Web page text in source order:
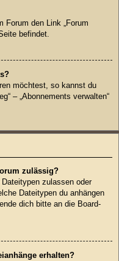
Forum den Link „Forum
befindet.
möchtest, so kannst du
– „Abonnements verwalten“
zulässig?
zulassen oder
Dateitypen du anhängen
dich bitte an die Board-
erhalten?